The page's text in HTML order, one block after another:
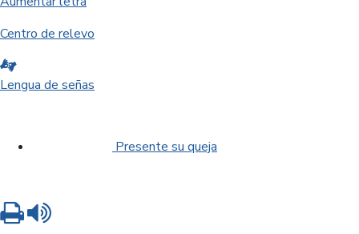
Centro de relevo
Lengua de señas
Presente su queja
Imprimir